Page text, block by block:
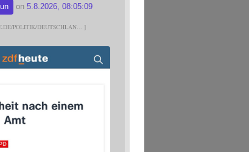
on5.8.2026, 08:05:09
POLITIK/DEUTSCHLAN